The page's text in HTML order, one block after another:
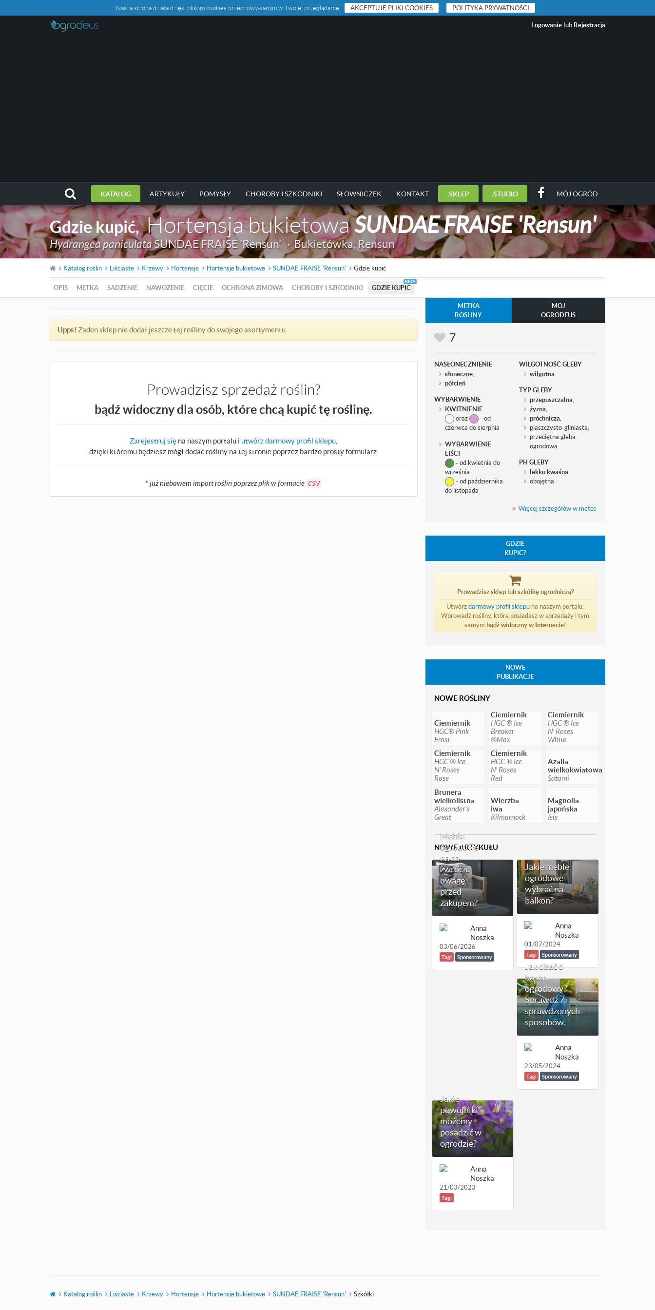
Nasza strona działa dzięki plikom cookies przechowywanym w Twojej przeglądarce. AKCEPTUJĘ PLIKI COOKIES POLITYKA PRYWATNOŚCI
Logowanie lub Rejestracja
KATALOG ARTYKUŁY POMYSŁY CHOROBY I SZKODNIKI SŁOWNICZEK KONTAKT .SKLEP .STUDIO MÓJ OGRÓD
Gdzie kupić,Hortensja bukietowaSUNDAE FRAISE 'Rensun'
Hydrangea paniculataSUNDAE FRAISE 'Rensun' ·Bukietówka,Rensun
Katalog roślin Liściaste Krzewy Hortensje Hortensje bukietowe SUNDAE FRAISE 'Rensun' Gdzie kupić
OPIS METKA SADZENIE NAWOŻENIE CIĘCIE OCHRONA ZIMOWA CHOROBY I SZKODNIKI GDZIE KUPIĆ
Upps! Żaden sklep nie dodał jeszcze tej rośliny do swojego asortymentu.
Prowadzisz sprzedaż roślin?
bądź widoczny dla osób, które chcą kupić tę roślinę.
Zarejestruj się na naszym portalu i utwórz darmowy profil sklepu
dzięki któremu będziesz mógł dodać rośliny na tej stronie poprzez bardzo prosty formularz.
*już niebawem import roślin poprzez plik w formacie CSV
METKA
ROŚLINY
MÓJ
OGRODEUS
7
NASŁONECZNIENIE
słoneczne,
półcień
WYBARWIENIE
KWITNIENIE
oraz
- od
czerwca do sierpnia
WYBARWIENIE
LIŚCI
- od kwietnia do
września
- od października
do listopada
WILGOTNOŚĆ GLEBY
wilgotna
TYP GLEBY
przepuszczalna
żyzna
próchnicza
piaszczysto-gliniasta,
przeciętna gleba
ogrodowa
PH GLEBY
lekko kwaśna
obojętna
Więcej szczegółów w metce
GDZIE
KUPIĆ?
Prowadzisz sklep lub szkółkę ogrodniczą?
Utwórzdarmowy profil sklepu na naszym portalu.
Wprowadź rośliny, które posiadasz w sprzedaży i tym
samym bądź widoczny w Internecie!
NOWE
PUBLIKACJE
NOWE ROŚLINY
Ciemiernik
HGC® Pink
Frost
Ciemiernik
HGC ® Ice
Breaker
®Max
Ciemiernik
HGC ® Ice
N' Roses
White
Ciemiernik
HGC ® Ice
N' Roses
Rose
Ciemiernik
HGC ® Ice
N' Roses
Red
Azalia
wielkokwiatowa
Satomi
Brunera
wielkolistna
Alexander's
Great
Wierzba
iwa
Kilmarnock
Magnolia
japońska
Isis
NOWE ARTYKUŁU
Meble
ogrodowe -
na co
zwrócić
uwagę
przed
zakupem?
Anna
Noszka
03/06/2026
Tagi Sponsorowany
Jakie meble
ogrodowe
wybrać na
balkon?
Anna
Noszka
01/07/2024
Tagi Sponsorowany
Jak dbać o
basen
ogrodowy?
Sprawdź 7
sprawdzonych
sposobów.
Anna
Noszka
23/05/2024
Tagi Sponsorowany
Jakie
powojniki
możemy
posadzić w
ogrodzie?
Anna
Noszka
21/03/2023
Tagi
Katalog roślin Liściaste Krzewy Hortensje Hortensje bukietowe SUNDAE FRAISE 'Rensun' Szkółki